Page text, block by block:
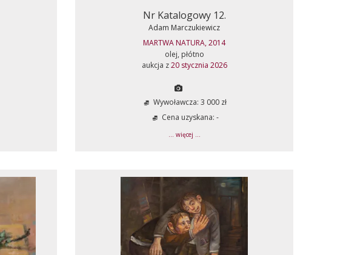
Nr Katalogowy 12.
Adam Marczukiewicz
MARTWA NATURA, 2014
olej, płótno
aukcja z20 stycznia 2026
Wywoławcza: 3 000 zł
Cena uzyskana: -
... więcej ...